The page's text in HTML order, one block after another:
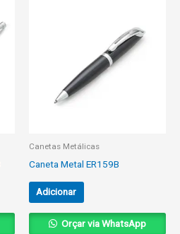
Canetas Metálicas
Caneta Metal ER159B
Adicionar
Orçar via WhatsApp